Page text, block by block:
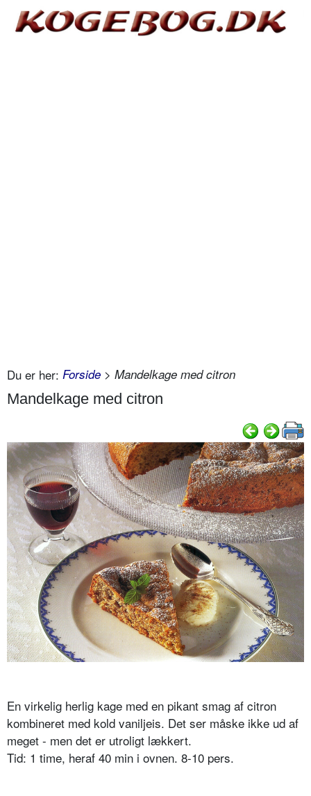
Du er her: Forside > Mandelkage med citron
Mandelkage med citron
En virkelig herlig kage med en pikant smag af citron
kombineret med kold vaniljeis. Det ser måske ikke ud af
meget - men det er utroligt lækkert.
Tid: 1 time, heraf 40 min i ovnen. 8-10 pers.